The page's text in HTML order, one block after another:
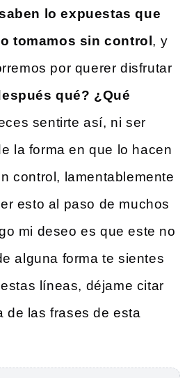
lo expuestas que
tomamos sin control , y
por querer disfrutar
qué? ¿Qué
sentirte así, ni ser
la forma en que lo hacen
control, lamentablemente
esto al paso de muchos
mi deseo es que este no
alguna forma te sientes
líneas, déjame citar
de las frases de esta